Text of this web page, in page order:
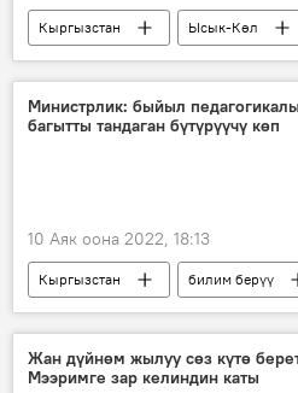
Кыргызстан
Ысык-Көл
аба ырайы
Кыргызгидромет
Министрлик: быйыл
багытты тандаган бүтүрүүчү көп
10 Аяк оона 2022, 18:13
Кыргызстан
билим берүү
бүтүрүүчү
тандоо
Жан дүйнөм жылуу сөз күтө
Мээримге зар келиндин каты